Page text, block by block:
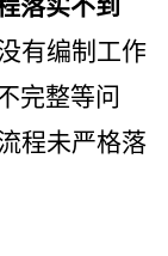
有编制工作
完整等问
程未严格落